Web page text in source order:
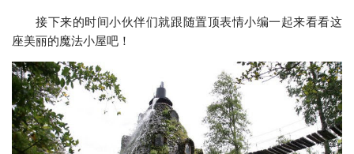
接下来的时间小伙伴们就跟随置顶表情小编一起来看看这
座美丽的魔法小屋吧！